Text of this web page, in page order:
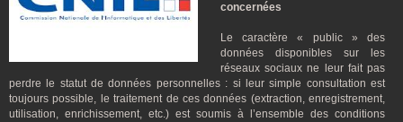
concernées
Le caractère « public » des
données disponibles sur les
réseaux sociaux ne leur fait pas
perdre le statut de données personnelles : si leur simple consultation est
toujours possible, le traitement de ces données (extraction, enregistrement,
utilisation, enrichissement, etc.) est soumis à l’ensemble des conditions